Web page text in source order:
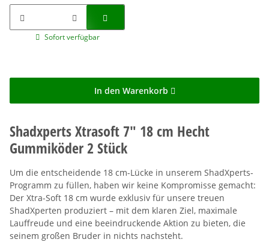
Sofort verfügbar
In den Warenkorb
Shadxperts Xtrasoft 7" 18 cm Hecht
Gummiköder 2 Stück
Um die entscheidende 18 cm-Lücke in unserem ShadXperts-
Programm zu füllen, haben wir keine Kompromisse gemacht:
Der Xtra-Soft 18 cm wurde exklusiv für unsere treuen
ShadXperten produziert – mit dem klaren Ziel, maximale
Lauffreude und eine beeindruckende Aktion zu bieten, die
seinem großen Bruder in nichts nachsteht.